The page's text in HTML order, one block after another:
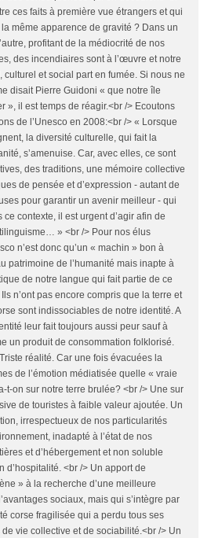
ces faits à première vue étrangers et qui
même apparence de gravité ? Dans un
profitant de la médiocrité de nos
des incendiaires sont à l’œuvre et notre
culturel et social part en fumée. Si nous ne
disait Pierre Guidoni « que notre île
», il est temps de réagir.<br /> Ecoutons
de l’Unesco en 2008:<br /> « Lorsque
la diversité culturelle, qui fait la
s’amenuise. Car, avec elles, ce sont
des traditions, une mémoire collective
de pensée et d’expression - autant de
pour garantir un avenir meilleur - qui
contexte, il est urgent d’agir afin de
» <br /> Pour nos élus
n’est donc qu’un « machin » bon à
patrimoine de l’humanité mais inapte à
de notre langue qui fait partie de ce
n’ont pas encore compris que la terre et
sont indissociables de notre identité. A
leur fait toujours aussi peur sauf à
un produit de consommation folklorisé.
réalité. Car une fois évacuées la
de l’émotion médiatisée quelle « vraie
t-on sur notre terre brulée? <br /> Une sur
de touristes à faible valeur ajoutée. Un
irrespectueux de nos particularités
inadapté à l’état de nos
et d’hébergement et non soluble
d’hospitalité. <br /> Un apport de
» à la recherche d’une meilleure
sociaux, mais qui s’intègre par
corse fragilisée qui a perdu tous ses
vie collective et de sociabilité.<br /> Un